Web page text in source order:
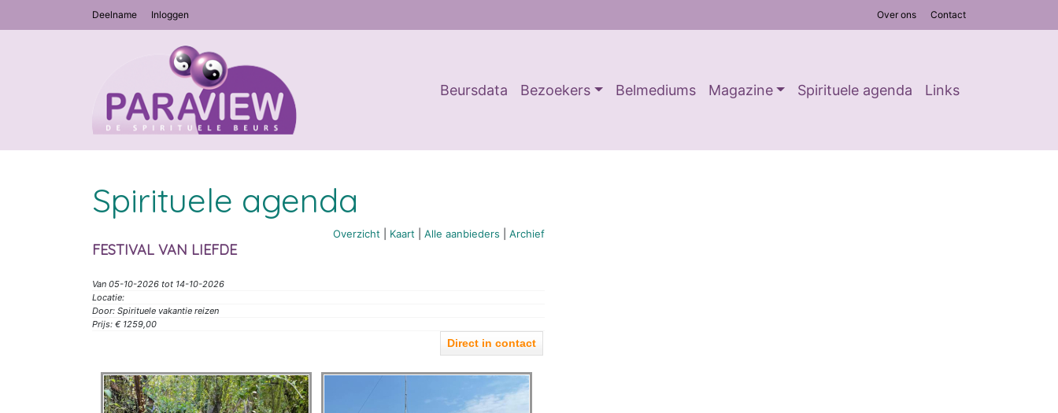
Deelname Inloggen Over ons Contact
Beursdata Bezoekers Belmediums Magazine Spirituele agenda Links
Spirituele agenda
Overzicht Kaart Alle aanbieders Archief
FESTIVAL VAN LIEFDE
Van 05-10-2026 tot 14-10-2026
Locatie:
Door: Spirituele vakantie reizen
Prijs: € 1259,00